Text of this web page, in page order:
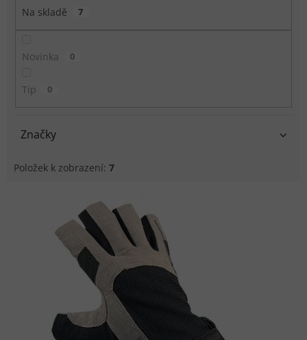
Na skladě 7
Novinka 0
Tip 0
Značky
Položek k zobrazení: 7
Výpis produktů